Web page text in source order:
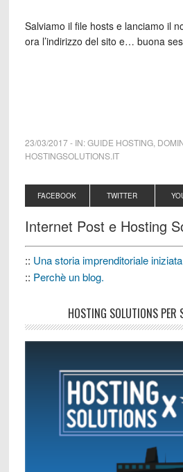
Salviamo il file hosts e lanciamo il
ora l’indirizzo del sito e… buona
23/03/2017- IN:GUIDE HOSTING,
HOSTINGSOLUTIONS.IT
FACEBOOK TWITTER
Internet Post e Hosting
:: Una storia imprenditoriale
:: Perchè un blog.
HOSTING SOLUTIONS PER